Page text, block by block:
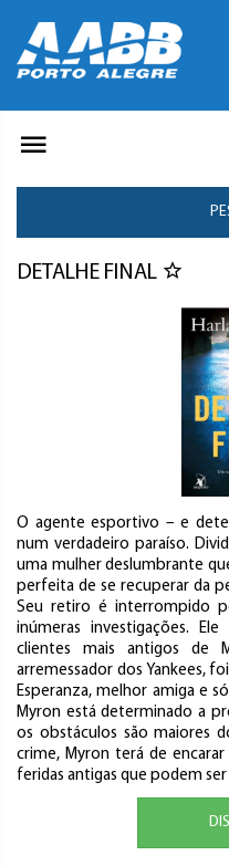
DETALHE FINAL
O agente esportivo – e
num verdadeiro paraíso.
uma mulher deslumbrante
perfeita de se recuperar da
Seu retiro é interrompido
inúmeras investigações.
clientes mais antigos de
arremessador dos Yankees,
Esperanza, melhor amiga e
Myron está determinado a
os obstáculos são maiores
crime, Myron terá de
feridas antigas que podem ser